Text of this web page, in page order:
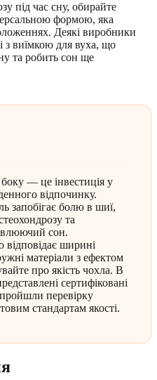
під час сну, обирайте
формою, яка
Деякі виробники
з виїмкою для вуха, що
та робить сон ще
— це інвестиція у
відпочинку.
запобігає болю в шиї,
та
сон.
відповідає ширині
матеріали з ефектом
про якість чохла. В
сертифіковані
перевірку
стандартам якості.